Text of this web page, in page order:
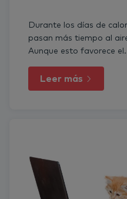
Durante los días de
pasan más tiempo al
Aunque esto favorece
Leer más